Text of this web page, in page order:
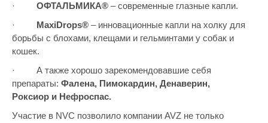
· ОФТАЛЬМИКА® – современные глазные капли.
·
MaxiDrops® – инновационные капли на холку для
борьбы с блохами, клещами и гельминтами у собак и
кошек.
· А также хорошо зарекомендовавшие себя
препараты: Фалена, Пимокардин, Денаверин,
Роксиор и Нефроспас.
Участие в NVC позволило компании AVZ не только